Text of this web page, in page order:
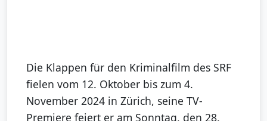
Die Klappen für den Kriminalfilm des SRF
fielen vom 12. Oktober bis zum 4.
November 2024 in Zürich, seine TV-
Premiere feiert er am Sonntag, den 28.